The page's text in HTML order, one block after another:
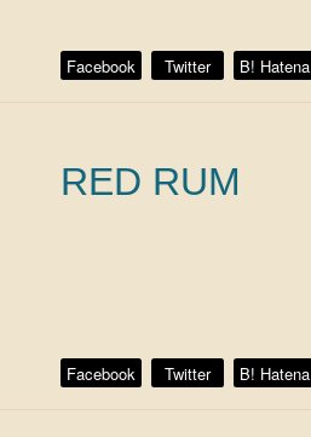
Facebook Twitter B! Hatena
RED RUM
Facebook Twitter B! Hatena